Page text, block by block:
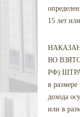
15 лет
ВО
в
дохода
или в